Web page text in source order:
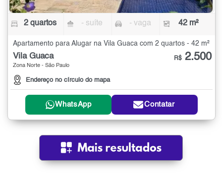
2 quartos - suíte - vaga 42 m²
Apartamento para Alugar na Vila Guaca com 2 quartos - 42 m²
Vila Guaca
Zona Norte - São Paulo
Endereço no círculo do mapa
R$ 2.500
WhatsApp Contatar